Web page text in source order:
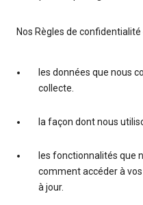
Nos Règles de
les données que nous
collecte.
la façon dont nous
les fonctionnalités que
comment accéder à
à jour.